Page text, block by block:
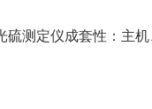
硫测定仪成套性：主